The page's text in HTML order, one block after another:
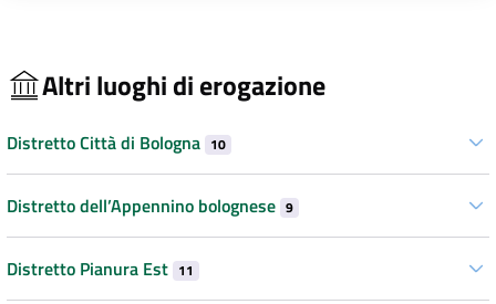
Altri luoghi di erogazione
Distretto Città di Bologna 10
Distretto dell’Appennino bolognese 9
Distretto Pianura Est 11